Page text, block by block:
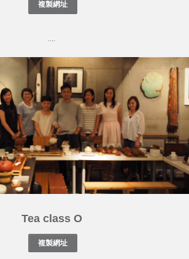
....
Tea class O